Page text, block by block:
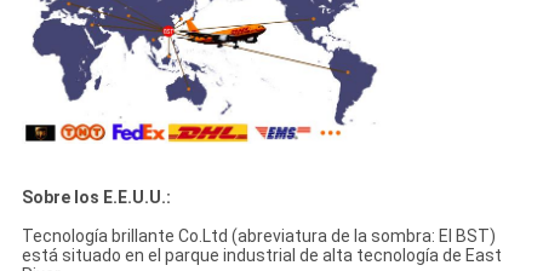
Sobre los E.E.U.U.:
Tecnología brillante Co.Ltd (abreviatura de la sombra: El BST)
está situado en el parque industrial de alta tecnología de East